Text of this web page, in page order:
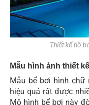
Thiết kế hồ
Mẫu hình ảnh thiết
Mẫu bể bơi hình
hiệu quả rất được
Mô hình bể bơi này